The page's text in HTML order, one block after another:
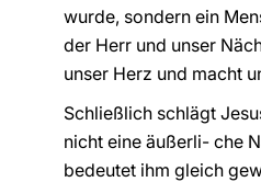
wurde, sondern ein
der Herr und unser
unser Herz und macht
Schließlich schlägt
nicht eine äußerli- che
bedeutet ihm gleich